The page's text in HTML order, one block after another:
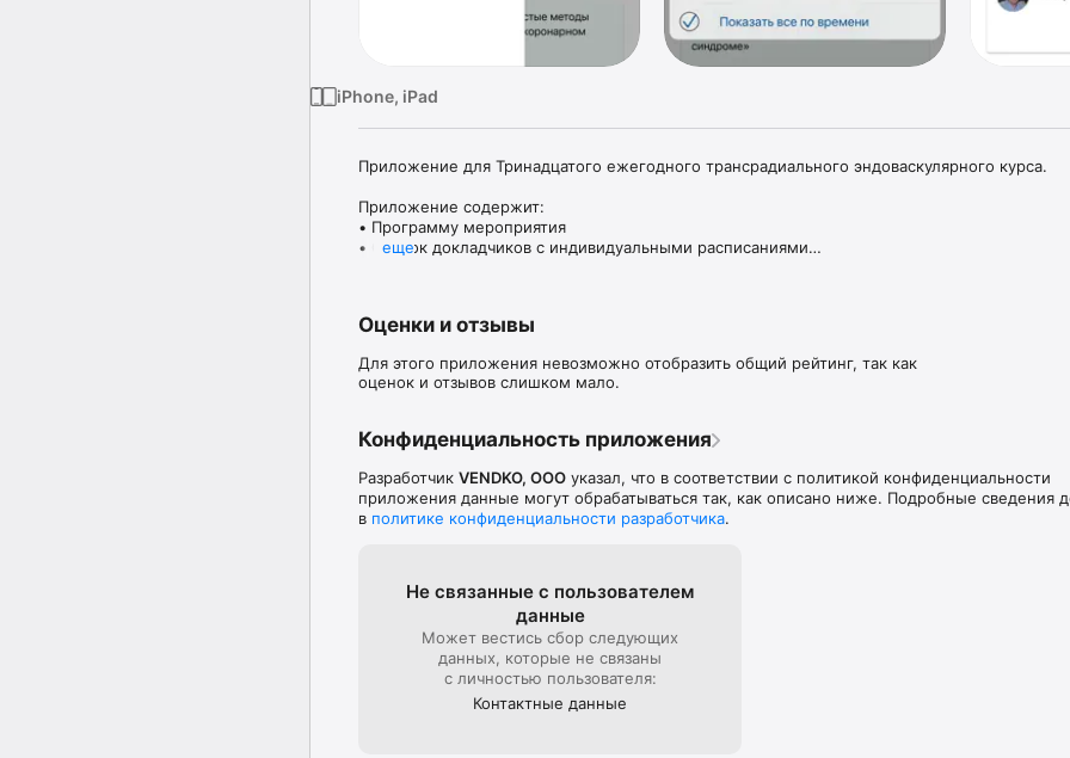
iPhone, iPad
Приложение для Тринадцатого ежегодного трансрадиального эндоваскулярного курса.
Приложение содержит:
• Программу мероприятия
• Список докладчиков с индивидуальными расписаниями
• Возможность оценивать понравившиеся доклады
Приложение будет полезно всем участникам Конференции.
еще
Оценки и отзывы
Для этого приложения невозможно отобразить общий рейтинг, так как
оценок и отзывов слишком мало.
Конфиденциальность приложения
Разработчик VENDKO, OOO указал, что в соответствии с политикой конфиденциальности
приложения данные могут обрабатываться так, как описано ниже. Подробные сведения
в политике конфиденциальности разработчика.
Не связанные с пользова­телем
данные
Может вестись сбор следующих
данных, которые не связаны
с личностью пользователя:
Контактные данные